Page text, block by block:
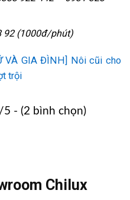
92 (1000đ/phút)
VÀ GIA ĐÌNH] Nôi cũi cho
trội
5 - (2 bình chọn)
Chilux